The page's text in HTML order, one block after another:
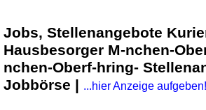
Jobs, Stellenangebote
Hausbesorger M-nchen-
nchen-Oberf-hring-
Jobbörse | ...hier Anzeige aufgeben!